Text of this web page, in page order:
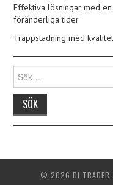
Effektiva lösningar med
föränderliga tider
Trappstädning med
Sök
efter:
© 2026 DI TRADER.